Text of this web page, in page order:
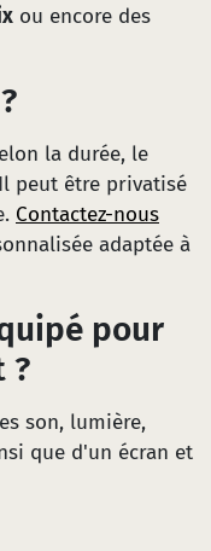
ou encore des
la durée, le
peut être privatisé
Contactez-nous
adaptée à
pour
?
son, lumière,
que d'un écran et